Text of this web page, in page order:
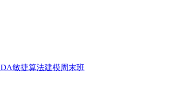
敏捷算法建模周末班